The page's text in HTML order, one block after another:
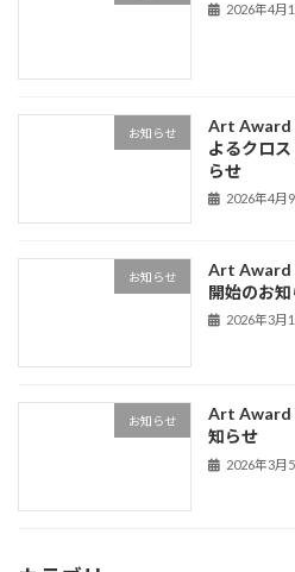
2026年4月
お知らせ
Art Award
よるクロ
らせ
2026年4月
お知らせ
Art Award
開始のお
2026年3月
お知らせ
Art Award
知らせ
2026年3月